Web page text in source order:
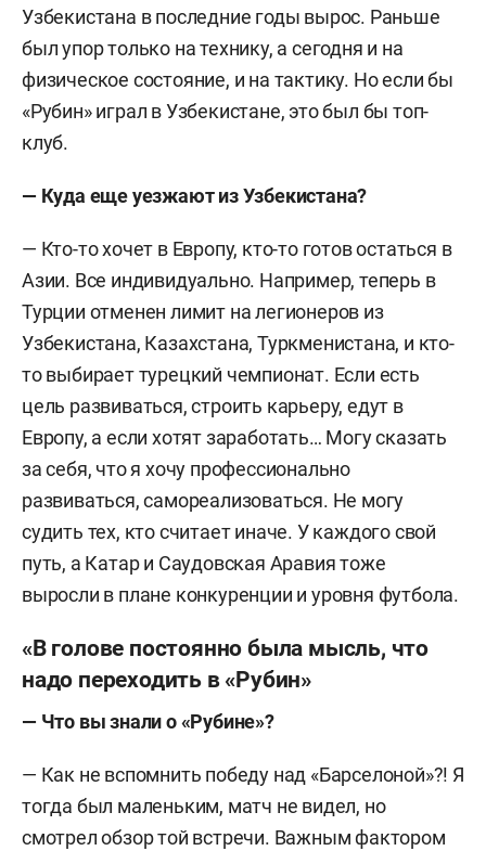
Узбекистана в последние годы вырос. Раньше
был упор только на технику, а сегодня и на
физическое состояние, и на тактику. Но если бы
«Рубин» играл в Узбекистане, это был бы топ-
клуб.
— Куда еще уезжают из Узбекистана?
— Кто-то хочет в Европу, кто-то готов остаться в
Азии. Все индивидуально. Например, теперь в
Турции отменен лимит на легионеров из
Узбекистана, Казахстана, Туркменистана, и кто-
то выбирает турецкий чемпионат. Если есть
цель развиваться, строить карьеру, едут в
Европу, а если хотят заработать… Могу сказать
за себя, что я хочу профессионально
развиваться, самореализоваться. Не могу
судить тех, кто считает иначе. У каждого свой
путь, а Катар и Саудовская Аравия тоже
выросли в плане конкуренции и уровня футбола.
«В голове постоянно была мысль, что
надо переходить в «Рубин»
— Что вы знали о «Рубине»?
— Как не вспомнить победу над «Барселоной»?! Я
тогда был маленьким, матч не видел, но
смотрел обзор той встречи. Важным фактором